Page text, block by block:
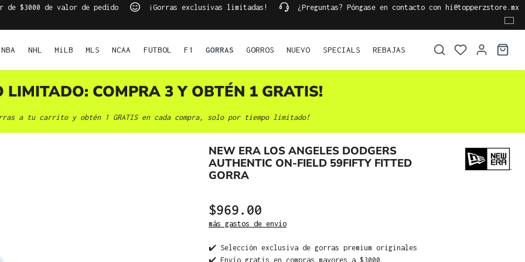
$3000 de valor de pedido ¡Gorras exclusivas limitadas! ¿Preguntas? Póngase en contacto con hi@topperzstore.mx
NBA NHL MiLB MLS NCAA FUTBOL F1 GORRAS GORROS NUEVO SPECIALS REBAJAS
LIMITADO: COMPRA 3 Y OBTÉN 1 GRATIS!
a tu carrito y obtén 1 GRATIS en cada compra, solo por tiempo limitado!
NEW ERA LOS ANGELES DODGERS
AUTHENTIC ON-FIELD 59FIFTY FITTED
GORRA
$969.00
más gastos de envío
✔️ Selección exclusiva de gorras premium originales
✔️ Envío gratis en compras mayores a $3000